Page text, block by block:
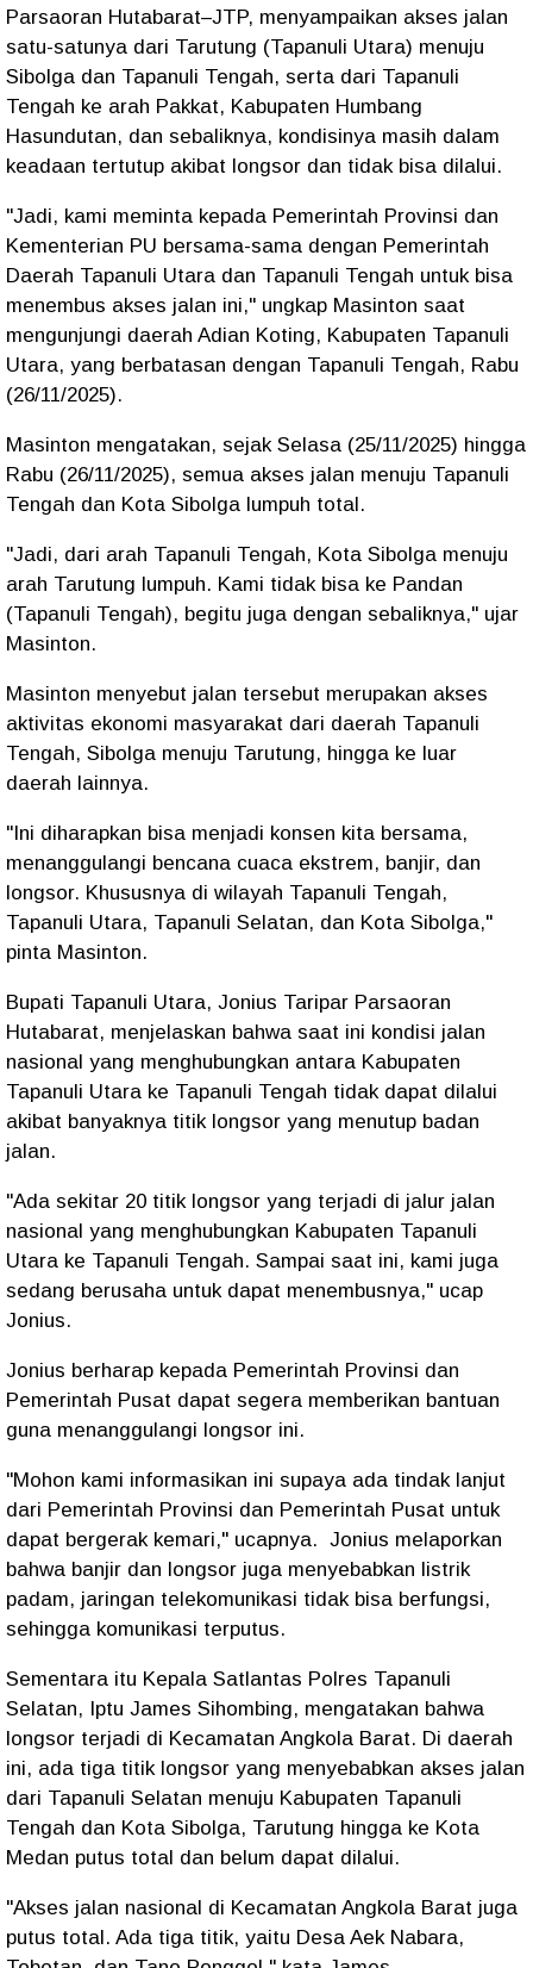
Parsaoran Hutabarat–JTP, menyampaikan akses jalan
satu-satunya dari Tarutung (Tapanuli Utara) menuju
Sibolga dan Tapanuli Tengah, serta dari Tapanuli
Tengah ke arah Pakkat, Kabupaten Humbang
Hasundutan, dan sebaliknya, kondisinya masih dalam
keadaan tertutup akibat longsor dan tidak bisa dilalui.
"Jadi, kami meminta kepada Pemerintah Provinsi dan
Kementerian PU bersama-sama dengan Pemerintah
Daerah Tapanuli Utara dan Tapanuli Tengah untuk bisa
menembus akses jalan ini," ungkap Masinton saat
mengunjungi daerah Adian Koting, Kabupaten Tapanuli
Utara, yang berbatasan dengan Tapanuli Tengah, Rabu
(26/11/2025).
Masinton mengatakan, sejak Selasa (25/11/2025) hingga
Rabu (26/11/2025), semua akses jalan menuju Tapanuli
Tengah dan Kota Sibolga lumpuh total.
"Jadi, dari arah Tapanuli Tengah, Kota Sibolga menuju
arah Tarutung lumpuh. Kami tidak bisa ke Pandan
(Tapanuli Tengah), begitu juga dengan sebaliknya," ujar
Masinton.
Masinton menyebut jalan tersebut merupakan akses
aktivitas ekonomi masyarakat dari daerah Tapanuli
Tengah, Sibolga menuju Tarutung, hingga ke luar
daerah lainnya.
"Ini diharapkan bisa menjadi konsen kita bersama,
menanggulangi bencana cuaca ekstrem, banjir, dan
longsor. Khususnya di wilayah Tapanuli Tengah,
Tapanuli Utara, Tapanuli Selatan, dan Kota Sibolga,"
pinta Masinton.
Bupati Tapanuli Utara, Jonius Taripar Parsaoran
Hutabarat, menjelaskan bahwa saat ini kondisi jalan
nasional yang menghubungkan antara Kabupaten
Tapanuli Utara ke Tapanuli Tengah tidak dapat dilalui
akibat banyaknya titik longsor yang menutup badan
jalan.
"Ada sekitar 20 titik longsor yang terjadi di jalur jalan
nasional yang menghubungkan Kabupaten Tapanuli
Utara ke Tapanuli Tengah. Sampai saat ini, kami juga
sedang berusaha untuk dapat menembusnya," ucap
Jonius.
Jonius berharap kepada Pemerintah Provinsi dan
Pemerintah Pusat dapat segera memberikan bantuan
guna menanggulangi longsor ini.
"Mohon kami informasikan ini supaya ada tindak lanjut
dari Pemerintah Provinsi dan Pemerintah Pusat untuk
dapat bergerak kemari," ucapnya. Jonius melaporkan
bahwa banjir dan longsor juga menyebabkan listrik
padam, jaringan telekomunikasi tidak bisa berfungsi,
sehingga komunikasi terputus.
Sementara itu Kepala Satlantas Polres Tapanuli
Selatan, Iptu James Sihombing, mengatakan bahwa
longsor terjadi di Kecamatan Angkola Barat. Di daerah
ini, ada tiga titik longsor yang menyebabkan akses jalan
dari Tapanuli Selatan menuju Kabupaten Tapanuli
Tengah dan Kota Sibolga, Tarutung hingga ke Kota
Medan putus total dan belum dapat dilalui.
"Akses jalan nasional di Kecamatan Angkola Barat juga
putus total. Ada tiga titik, yaitu Desa Aek Nabara,